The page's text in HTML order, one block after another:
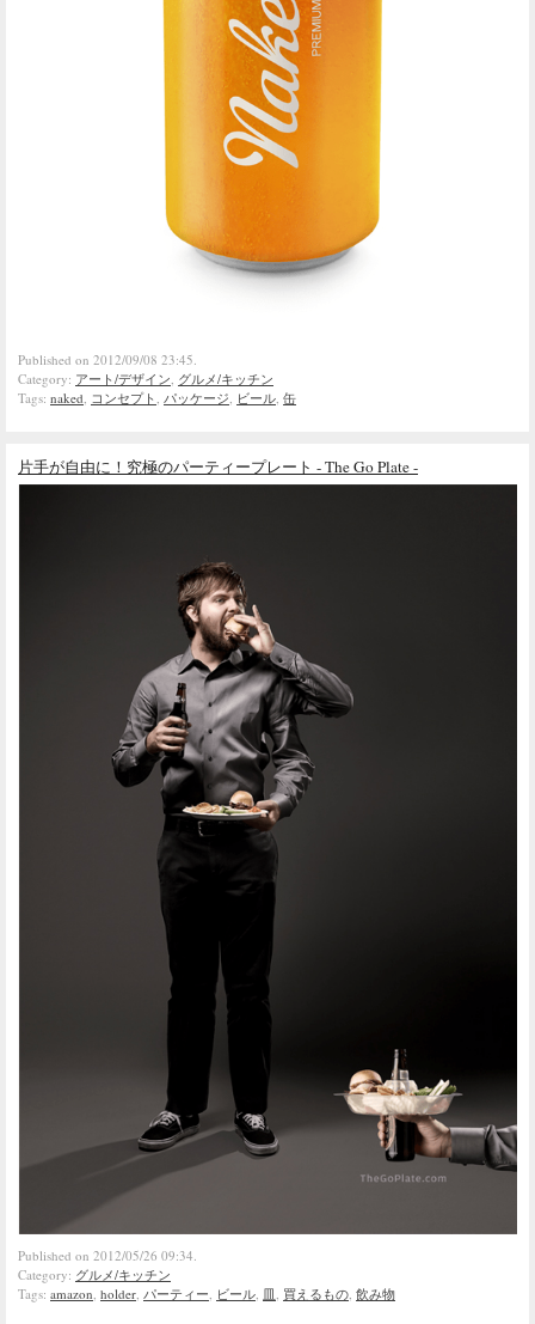
Published on 2012/09/08 23:45.
Category: アート/デザイン, グルメ/キッチン
Tags: naked, コンセプト, パッケージ, ビール, 缶
片手が自由に！究極のパーティープレート - The Go Plate -
Published on 2012/05/26 09:34.
Category: グルメ/キッチン
Tags: amazon holder パーティー ビール 皿 買えるもの 飲み物